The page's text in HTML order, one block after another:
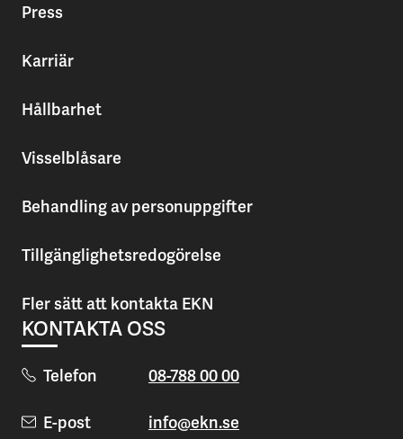
Press
Karriär
Hållbarhet
Visselblåsare
Behandling av personuppgifter
Tillgänglighetsredogörelse
Fler sätt att kontakta EKN
KONTAKTA OSS
Telefon 08-788 00 00
E-post info@ekn.se